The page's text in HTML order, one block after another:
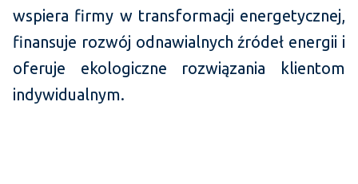
wspiera firmy w transformacji energetycznej,
finansuje rozwój odnawialnych źródeł energii i
oferuje ekologiczne rozwiązania klientom
indywidualnym.